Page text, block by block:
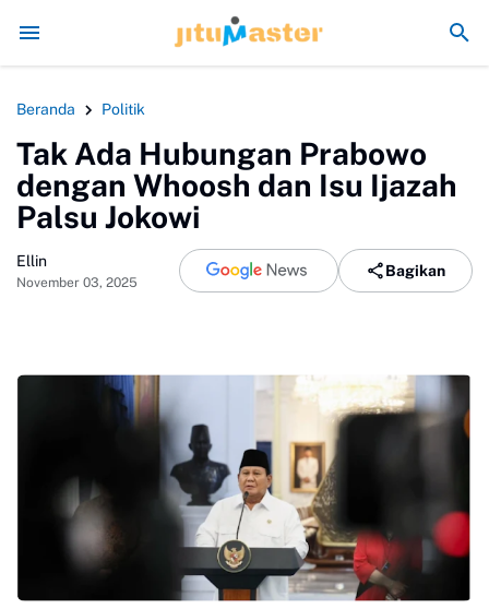
Era Jokowi seperti Sengaja Rusak Alam
Beranda Politik
Tak Ada Hubungan Prabowo
dengan Whoosh dan Isu Ijazah
Palsu Jokowi
Ellin
November 03, 2025
Bagikan